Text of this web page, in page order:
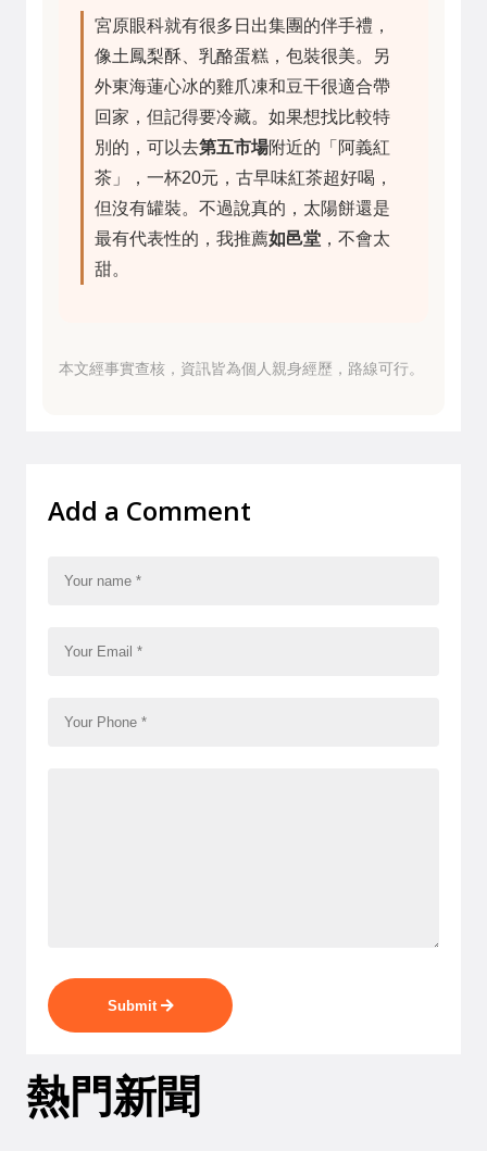
宮原眼科就有很多日出集團的伴手禮，
像土鳳梨酥、乳酪蛋糕，包裝很美。另
外東海蓮心冰的雞爪凍和豆干很適合帶
回家，但記得要冷藏。如果想找比較特
別的，可以去第五市場附近的「阿義紅
茶」，一杯20元，古早味紅茶超好喝，
但沒有罐裝。不過說真的，太陽餅還是
最有代表性的，我推薦如邑堂 ，不會太
甜。
本文經事實查核，資訊皆為個人親身經歷，路線可行。
Add a Comment
Submit
熱門新聞